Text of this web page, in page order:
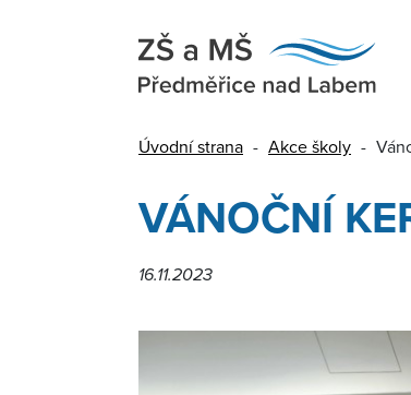
Úvodní strana - Akce školy -
VÁNOČNÍ
16.11.2023